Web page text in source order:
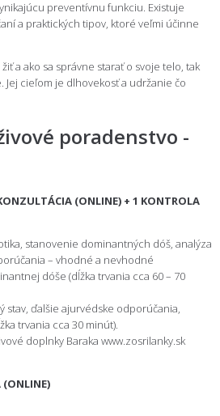
preventívnu funkciu. Existuje
a praktických tipov, ktoré veľmi účinne
a ako sa správne starať o svoje telo, tak
Jej cieľom je dlhovekosť a udržanie čo
poradenstvo -
(ONLINE) + 1 KONTROLA
stanovenie dominantných dóš, analýza
– vhodné a nevhodné
dóše (dĺžka trvania cca 60 – 70
stav, ďalšie ajurvédske odporúčania,
trvania cca 30 minút).
doplnky Baraka www.zosrilanky.sk
(ONLINE)